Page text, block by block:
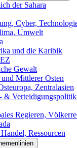
der Sahara
Cyber,
Umwelt
und die Karibik
Gewalt
Mittlerer Osten
Zentralasien
& Verteidigungspolitik
Regieren,
Ressourcen